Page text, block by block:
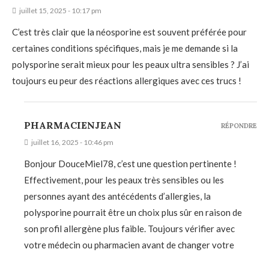
juillet 15, 2025 - 10:17 pm
C’est très clair que la néosporine est souvent préférée pour
certaines conditions spécifiques, mais je me demande si la
polysporine serait mieux pour les peaux ultra sensibles ? J’ai
toujours eu peur des réactions allergiques avec ces trucs !
PHARMACIENJEAN
juillet 16, 2025 - 10:46 pm
Bonjour DouceMiel78, c’est une question pertinente !
Effectivement, pour les peaux très sensibles ou les
personnes ayant des antécédents d’allergies, la
polysporine pourrait être un choix plus sûr en raison de
son profil allergène plus faible. Toujours vérifier avec
votre médecin ou pharmacien avant de changer votre
RÉPONDRE